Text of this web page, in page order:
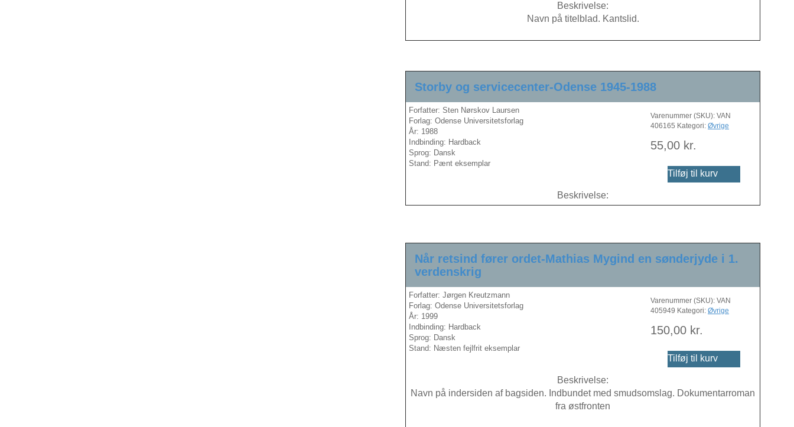
Beskrivelse:
Navn på titelblad. Kantslid.
Storby og servicecenter-Odense 1945-1988
Forfatter: Sten Nørskov Laursen
Forlag: Odense Universitetsforlag
År: 1988
Indbinding: Hardback
Sprog: Dansk
Stand: Pænt eksemplar
Varenummer (SKU): VAN
406165 Kategori: Øvrige
55,00 kr.
Tilføj til kurv
Beskrivelse:
Når retsind fører ordet-Mathias Mygind en sønderjyde i 1.
verdenskrig
Forfatter: Jørgen Kreutzmann
Forlag: Odense Universitetsforlag
År: 1999
Indbinding: Hardback
Sprog: Dansk
Stand: Næsten fejlfrit eksemplar
Varenummer (SKU): VAN
405949 Kategori: Øvrige
150,00 kr.
Tilføj til kurv
Beskrivelse:
Navn på indersiden af bagsiden. Indbundet med smudsomslag. Dokumentarroman
fra østfronten